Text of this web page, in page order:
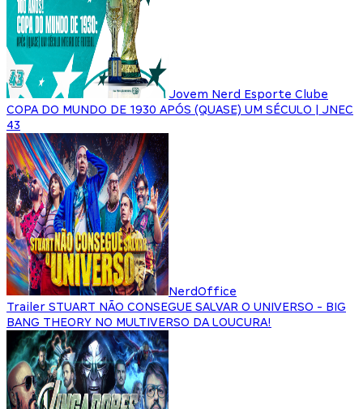
Jovem Nerd Esporte Clube
COPA DO MUNDO DE 1930 APÓS (QUASE) UM SÉCULO | JNEC
43
NerdOffice
Trailer STUART NÃO CONSEGUE SALVAR O UNIVERSO - BIG
BANG THEORY NO MULTIVERSO DA LOUCURA!